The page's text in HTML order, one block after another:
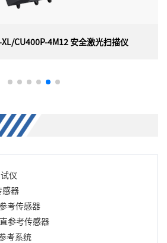
Leuze ELC100T30-
Leuze ELC100T30-1500
仪
感器
考传感器
参考传感器
考系统